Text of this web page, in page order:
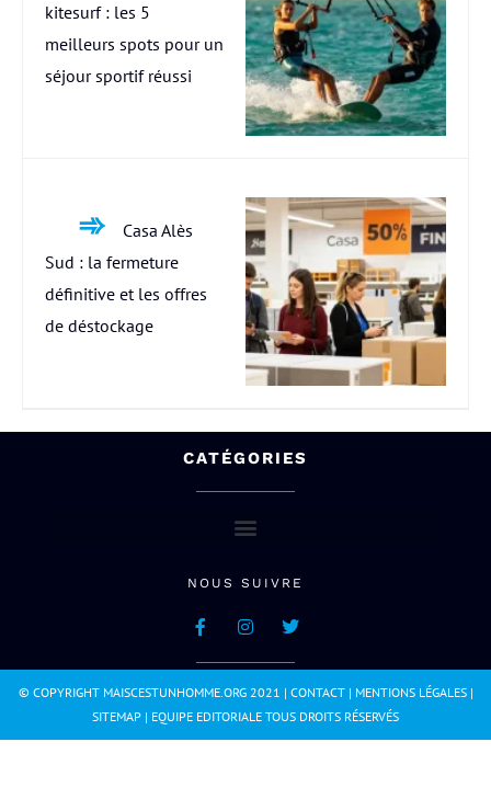
kitesurf : les 5
meilleurs spots pour un
séjour sportif réussi
Casa Alès
Sud : la fermeture
définitive et les offres
de déstockage
CATÉGORIES
NOUS SUIVRE
© COPYRIGHT MAISCESTUNHOMME.ORG 2021 | CONTACT| MENTIONS LÉGALES|
SITEMAP | EQUIPE EDITORIALE TOUS DROITS RÉSERVÉS